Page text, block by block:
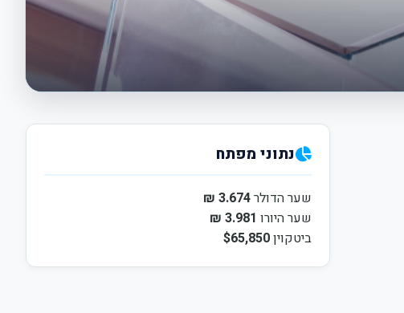
נתוני מפתח
שער הדולר3.674 ₪
שער היורו 3.981 ₪
ביטקוין$65,850